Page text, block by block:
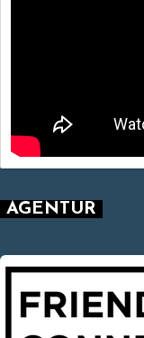
AGENTUR